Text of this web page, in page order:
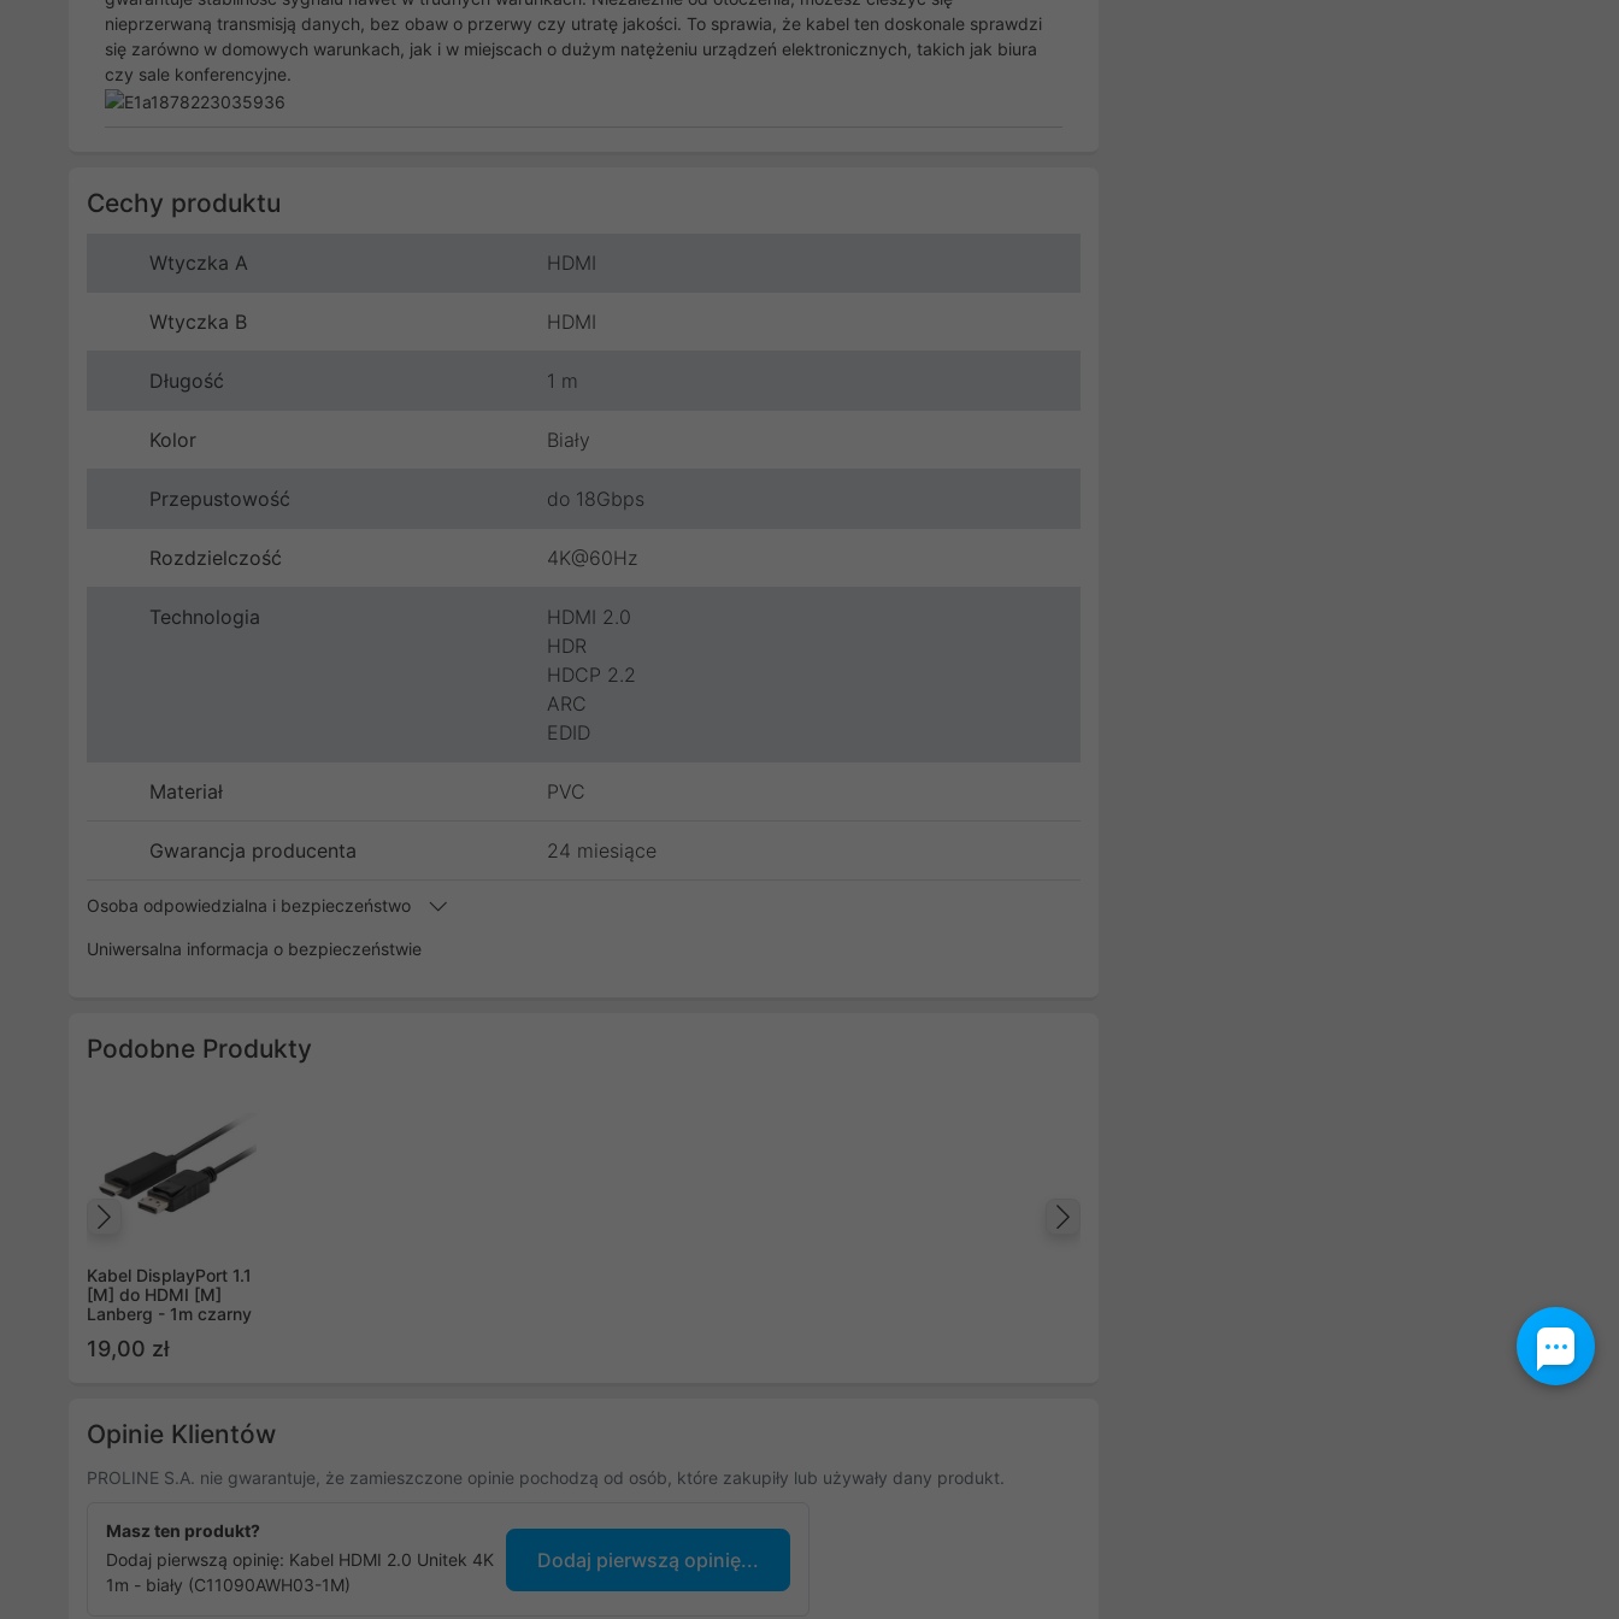
nieprzerwaną transmisją danych, bez obaw o przerwy czy utratę jakości. To sprawia, że kabel ten doskonale sprawdzi
się zarówno w domowych warunkach, jak i w miejscach o dużym natężeniu urządzeń elektronicznych, takich jak biura
czy sale konferencyjne.
Cechy produktu
Wtyczka A HDMI
Wtyczka B HDMI
Długość 1 m
Kolor Biały
Przepustowość do 18Gbps
Rozdzielczość 4K@60Hz
Technologia
HDMI 2.0
HDR
HDCP 2.2
ARC
EDID
Materiał PVC
Gwarancja producenta 24 miesiące
Osoba odpowiedzialna i bezpieczeństwo
Uniwersalna informacja o bezpieczeństwie
Podobne Produkty
Kabel DisplayPort 1.1
[M] do HDMI [M]
Lanberg - 1m czarny
19,00 zł
Opinie Klientów
PROLINE S.A. nie gwarantuje, że zamieszczone opinie pochodzą od osób, które zakupiły lub używały dany produkt.
Masz ten produkt?
Dodaj pierwszą opinię: Kabel HDMI 2.0 Unitek 4K
1m - biały (C11090AWH03-1M)
Dodaj pierwszą opinię...